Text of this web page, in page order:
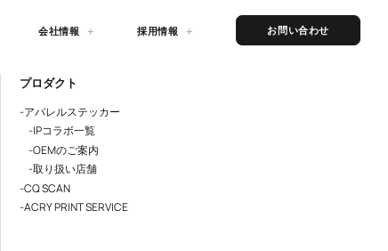
会社情報 採用情報 お問い合わせ
プロダクト
-アパレルステッカー
-IPコラボ一覧
-OEMのご案内
-取り扱い店舗
-CQ SCAN
-ACRY PRINT SERVICE